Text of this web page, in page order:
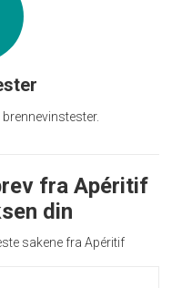
fra Apéritif
din
sakene fra Apéritif